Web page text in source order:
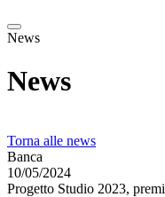
News
News
Torna alle news
Banca
10/05/2024
Progetto Studio 2023,